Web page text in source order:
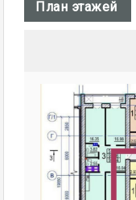
План этажей